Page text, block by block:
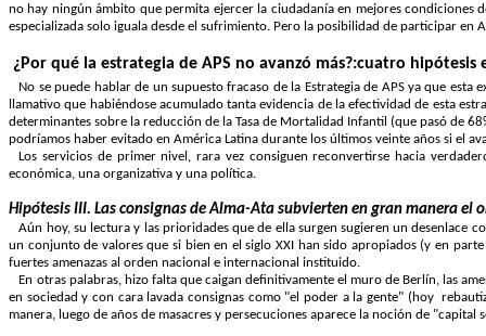
no hay ningún ámbito que permita ejercer la ciudadanía en mejores condiciones
especializada solo iguala desde el sufrimiento. Pero la posibilidad de participar en
¿Por qué la estrategia de APS no avanzó más?:cuatro hipótesis
No se puede hablar de un supuesto fracaso de la Estrategiade APS ya que esta
llamativo que habiéndose acumulado tanta evidencia de la efectividad de esta
determinantes sobre la reducción de la Tasa de Mortalidad Infantil (que pasó de 68
podríamos haber evitado en América Latina durante los últimos veinte años si el
Los servicios de primer nivel, rara vez consiguen reconvertirse hacia
económica, una organizativa y una política.
Hipótesis III. Las consignas de Alma-Ata subvierten en gran manera el
Aún hoy, su lectura y las prioridades que de ella surgen sugieren un desenlace
un conjunto de valores que si bien en el siglo XXI han sido apropiados (y en
fuertes amenazas al orden nacional e internacional instituido.
En otras palabras, hizo falta que caigan definitivamente el muro de Berlín, las
en sociedad y con cara lavada consignas como "el poder a la gente" (hoy
manera, luego de años de masacres y persecuciones aparece la noción de "capital